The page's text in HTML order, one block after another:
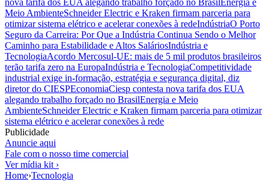
nova tarifa dos EUA alegando trabalho forçado no BrasilEnergia e
Meio AmbienteSchneider Electric e Kraken firmam parceria para
otimizar sistema elétrico e acelerar conexões à redeIndústriaO Porto
Seguro da Carreira: Por Que a Indústria Continua Sendo o Melhor
Caminho para Estabilidade e Altos SaláriosIndústria e
TecnologiaAcordo Mercosul-UE: mais de 5 mil produtos brasileiros
terão tarifa zero na EuropaIndústria e TecnologiaCompetitividade
industrial exige in-formação, estratégia e segurança digital, diz
diretor do CIESPEconomiaCiesp contesta nova tarifa dos EUA
alegando trabalho forçado no BrasilEnergia e Meio
AmbienteSchneider Electric e Kraken firmam parceria para otimizar
sistema elétrico e acelerar conexões à rede
Publicidade
Anuncie aqui
Fale com o nosso time comercial
Ver mídia kit ›
Home›Tecnologia